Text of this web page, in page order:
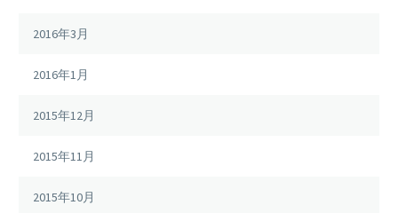
2016年3月
2016年1月
2015年12月
2015年11月
2015年10月